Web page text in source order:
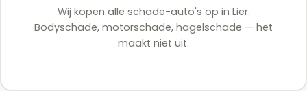
Wij kopen alle schade-auto's op in Lier.
Bodyschade, motorschade, hagelschade — het
maakt niet uit.